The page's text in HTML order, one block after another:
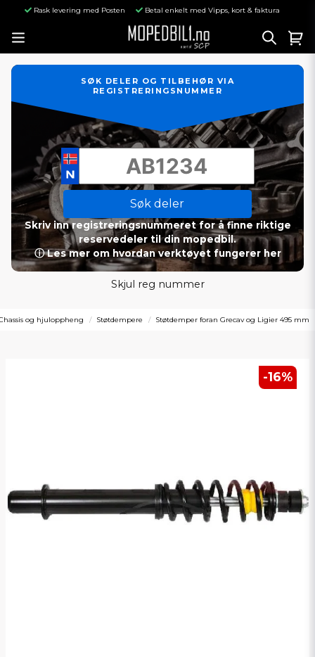
Rask levering med Posten Betal enkelt med Vipps, kort & faktura
SØK DELER OG TILBEHØR VIA
REGISTRERINGSNUMMER
Søk deler
Skriv inn registreringsnummeret for å finne riktige
reservedeler til din mopedbil.
ⓘ Les mer om hvordan verktøyet fungerer her
Skjul reg nummer
og hjuloppheng Støtdempere Støtdemper foran Grecav og Ligier 495 mm
-16%